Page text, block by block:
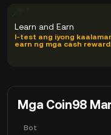
Learn and Earn
I-test ang iyong
earn ng mga cash reward.
Mga Coin98
Bot